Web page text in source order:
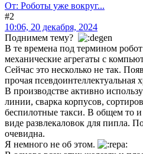
От: Роботы уже вокруг...
#2
10:06, 20 декабря, 2024
Поднимем тему?
В те времена под термином
механические агрегаты с
Сейчас это несколько не так.
прочая псевдоинтеллектуальная
В производстве активно
линии, сварка корпусов,
беспилотные такси. В общем то
виде развлекаловок для пипла.
очевидна.
Я немного не об этом.